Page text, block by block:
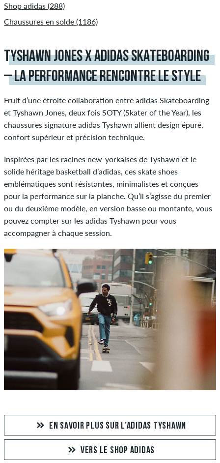
Shop adidas (288)
Chaussures en solde (1186)
TYSHAWN JONES X ADIDAS SKATEBOARDING
– LA PERFORMANCE RENCONTRE LE STYLE
Fruit d’une étroite collaboration entre adidas Skateboarding
et Tyshawn Jones, deux fois SOTY (Skater of the Year), les
chaussures signature adidas Tyshawn allient design épuré,
confort supérieur et précision technique.
Inspirées par les racines new-yorkaises de Tyshawn et le
solide héritage basketball d’adidas, ces skate shoes
emblématiques sont résistantes, minimalistes et conçues
pour la performance sur la planche. Qu’il s’agisse du premier
ou du deuxième modèle, en version basse ou montante, vous
pouvez compter sur les adidas Tyshawn pour vous
accompagner à chaque session.
EN SAVOIR PLUS SUR L’ADIDAS TYSHAWN
VERS LE SHOP ADIDAS